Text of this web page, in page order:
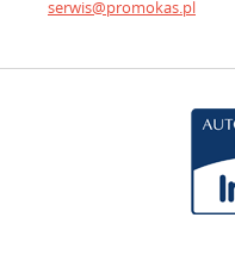
serwis@promokas.pl